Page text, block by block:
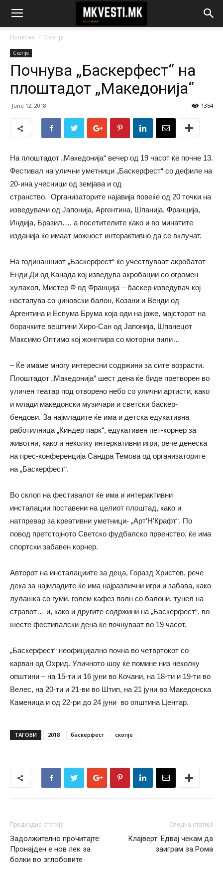
Почетна Скопје
Скопје
Почнува „Баскерфест“ на
плоштадот „Македонија“
June 12, 2018 1354
На плоштадот „Македонија“ вечер од 19 часот ќе почне 13.
Фестивал на улични уметници „Баскерфест“ со дефиле на
20-ина учесници од земјава и од
странство. Организаторите најавија повеќе од 20 точки на
изведувачи од Јапонија, Аргентина, Шпанија, Франција,
Индија, Бразил…, а посетителите како и во минатите
изданија ќе имаат можност интерактивно да се вклучат.
На годинашниот „Баскерфест“ ќе учествуваат акробатот
Енди Ди од Канада кој изведува акробации со огромен
хулахоп, Мистер Ф од Франција – баскер-изведувач кој
настапува со џиновски балон, Козани и Венди од
Аргентина и Еспума Брума која оди на јаже, мајсторот на
борачките вештини Хиро-Сан од Јапонија, Шпанецот
Максимо Оптимо кој жонглира со моторни пили…
– Ќе имаме многу интересни содржини за сите возрасти.
Плоштадот „Македонија“ шест дена ќе биде претворен во
уличен театар под отворено небо со улични артисти, како
и млади македонски музичари и светски баскер-
бендови. За најмладите ќе има и детска едукативна
работилница „Киндер парк“, едукативен пет-корнер за
животни, како и неколку интеркативни игри, рече денеска
на прес-конференција Сандра Темова од организаторите
на „Баскерфест“.
Во склоп на фестивалот ќе има и интерактивни
инсталации поставени на целиот плоштад, како и
натпревар за креативни уметници- „Арт’Н’Крафт“. По
повод претстојното Светско фудбалско првенство, ќе има
спортски забавен корнер.
Авторот на инсталациите за деца, Горазд Христов, рече
дека за најмладите ќе има најразлични игри и забава, како
лулашка со гуми, голем кафез полн со балони, тунел на
стравот… и, како и другите содржини на „Баскерфест“, во
шесте фестивалски дена ќе почнуваат во 19 часот.
„Баскерфест“ неофицијално почна во четвртокот со
карван од Охрид. Уличното шоу ќе помине низ неколку
општини – на 15-ти и 16 јуни во Кочани, на 18-ти и 19-ти во
Велес, на 20-ти и 21-ви во Штип, на 21 јуни во Македонска
Каменица и од 22-ри до 24 јуни во општина Центар.
ТАГОВИ 2018 баскерфест скопје
Предходна статија
Задолжително прочитајте:
Пронајден е нов лек за
болки во зглобовите
Следна статија
Клајверт: Едвај чекам да
заиграм за Рома